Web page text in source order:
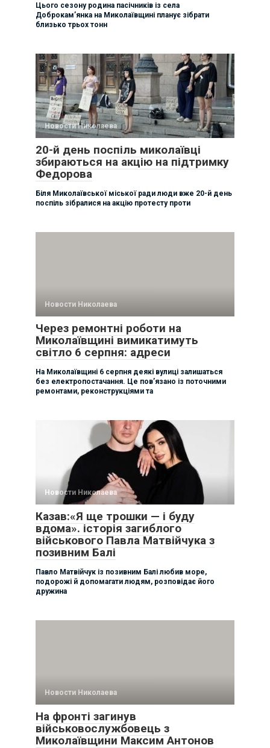
Цього сезону родина пасічників із села
Доброкам’янка на Миколаївщині планує зібрати
близько трьох тонн
Новости Николаева
20-й день поспіль миколаївці
збираються на акцію на підтримку
Федорова
Біля Миколаївської міської ради люди вже 20-й день
поспіль зібралися на акцію протесту проти
Новости Николаева
Через ремонтні роботи на
Миколаївщині вимикатимуть
світло 6 серпня: адреси
На Миколаївщині 6 серпня деякі вулиці залишаться
без електропостачання. Це пов’язано із поточними
ремонтами, реконструкціями та
Новости Николаева
Казав:«Я ще трошки — і буду
вдома». історія загиблого
військового Павла Матвійчука з
позивним Балі
Павло Матвійчук із позивним Балі любив море,
подорожі й допомагати людям, розповідає його
дружина
Новости Николаева
На фронті загинув
військовослужбовець з
Миколаївщини Максим Антонов